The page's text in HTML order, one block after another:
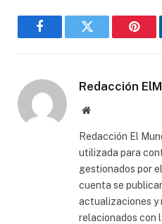
FacebookGorjeo
Redacción
Sitio
Redacción El
utilizada para
gestionados por
cuenta se
actualizaciones y
relacionados con